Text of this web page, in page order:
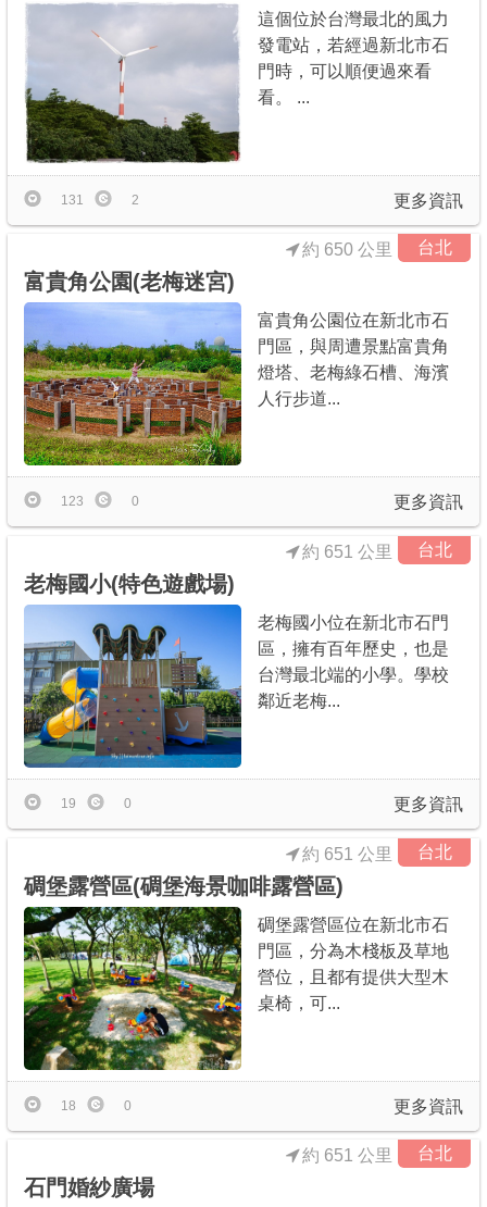
這個位於台灣最北的風力
發電站，若經過新北市石
門時，可以順便過來看
看。 ...
更多資訊
131 2
台北
約 650 公里
富貴角公園(老梅迷宮)
富貴角公園位在新北市石
門區，與周遭景點富貴角
燈塔、老梅綠石槽、海濱
人行步道...
更多資訊
123 0
台北
約 651 公里
老梅國小(特色遊戲場)
老梅國小位在新北市石門
區，擁有百年歷史，也是
台灣最北端的小學。學校
鄰近老梅...
更多資訊
19 0
台北
約 651 公里
碉堡露營區(碉堡海景咖啡露營區)
碉堡露營區位在新北市石
門區，分為木棧板及草地
營位，且都有提供大型木
桌椅，可...
更多資訊
18 0
台北
約 651 公里
石門婚紗廣場